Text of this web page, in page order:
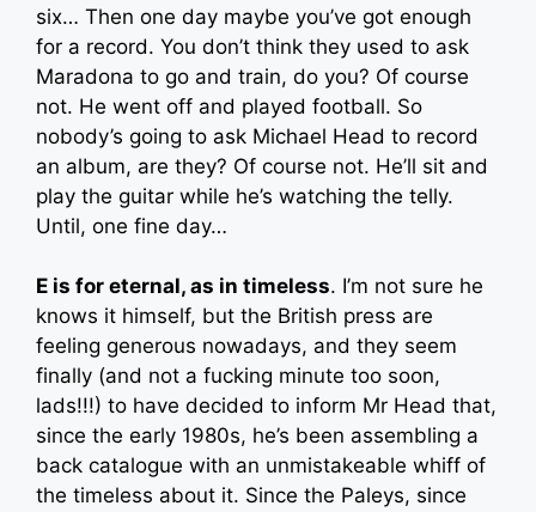
six… Then one day maybe you’ve got enough
for a record. You don’t think they used to ask
Maradona to go and train, do you? Of course
not. He went off and played football. So
nobody’s going to ask Michael Head to record
an album, are they? Of course not. He’ll sit and
play the guitar while he’s watching the telly.
Until, one fine day…
E is for eternal, as in timeless. I’m not sure he
knows it himself, but the British press are
feeling generous nowadays, and they seem
finally (and not a fucking minute too soon,
lads!!!) to have decided to inform Mr Head that,
since the early 1980s, he’s been assembling a
back catalogue with an unmistakeable whiff of
the timeless about it. Since the Paleys, since